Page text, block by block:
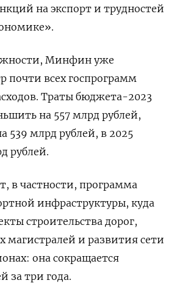
на экспорт и трудностей
Минфин уже
почти всех госпрограмм
Траты бюджета-2023
на 557 млрд рублей,
539 млрд рублей, в 2025
рублей.
в частности, программа
инфраструктуры, куда
строительства дорог,
магистралей и развития сети
она сокращается
за три года.